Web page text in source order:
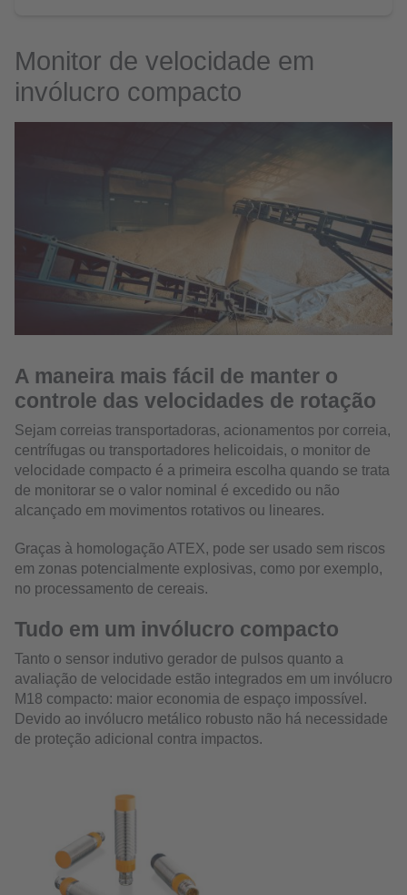
Monitor de velocidade em
invólucro compacto
A maneira mais fácil de manter o
controle das velocidades de rotação
Sejam correias transportadoras, acionamentos por correia,
centrífugas ou transportadores helicoidais, o monitor de
velocidade compacto é a primeira escolha quando se trata
de monitorar se o valor nominal é excedido ou não
alcançado em movimentos rotativos ou lineares.
Graças à homologação ATEX, pode ser usado sem riscos
em zonas potencialmente explosivas, como por exemplo,
no processamento de cereais.
Tudo em um invólucro compacto
Tanto o sensor indutivo gerador de pulsos quanto a
avaliação de velocidade estão integrados em um invólucro
M18 compacto: maior economia de espaço impossível.
Devido ao invólucro metálico robusto não há necessidade
de proteção adicional contra impactos.